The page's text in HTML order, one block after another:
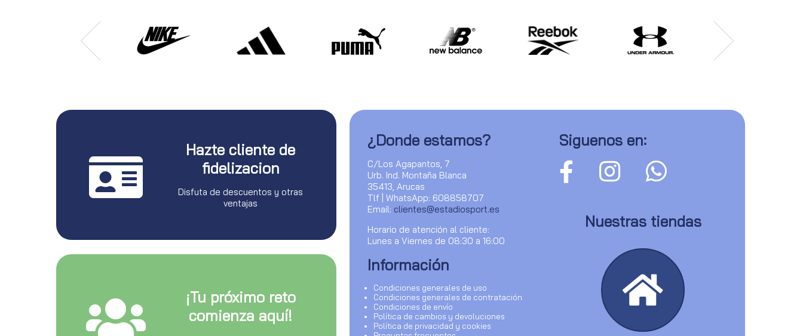
Hazte cliente de
fidelizacion
Disfuta de descuentos y otras
ventajas
¡Tu próximo reto
comienza aquí!
¿Donde estamos?
C/Los Agapantos, 7
Urb. Ind. Montaña Blanca
35413, Arucas
Tlf | WhatsApp: 608858707
Email: clientes@estadiosport.es
Horario de atención al cliente:
Lunes a Viernes de 08:30 a 16:00
Información
Condiciones generales de uso
Condiciones generales de contratación
Condiciones de envío
Política de cambios y devoluciones
Política de privacidad y cookies
Siguenos en:
Nuestras tiendas